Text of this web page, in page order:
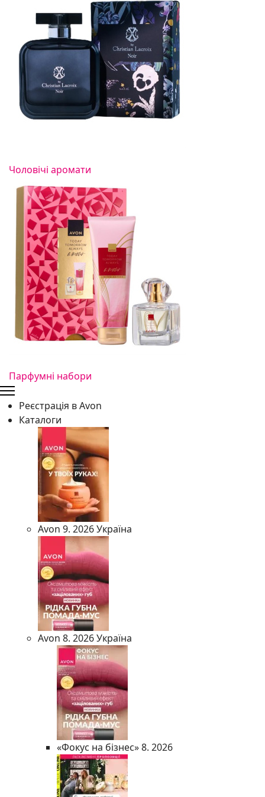
Чоловічі аромати
Парфумні набори
Реєстрація в Avon
Каталоги
Avon 9. 2026 Україна
Avon 8. 2026 Україна
«Фокус на бізнес» 8. 2026